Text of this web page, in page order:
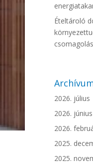
Ételtároló
2026. július
2026. június
2026.
2025.
2025.